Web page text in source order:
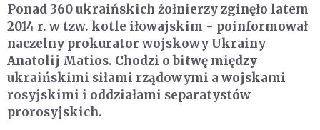
Ponad 360 ukraińskich żołnierzy zginęło latem
2014 r. w tzw. kotle iłowajskim - poinformował
naczelny prokurator wojskowy Ukrainy
Anatolij Matios. Chodzi o bitwę między
ukraińskimi siłami rządowymi a wojskami
rosyjskimi i oddziałami separatystów
prorosyjskich.